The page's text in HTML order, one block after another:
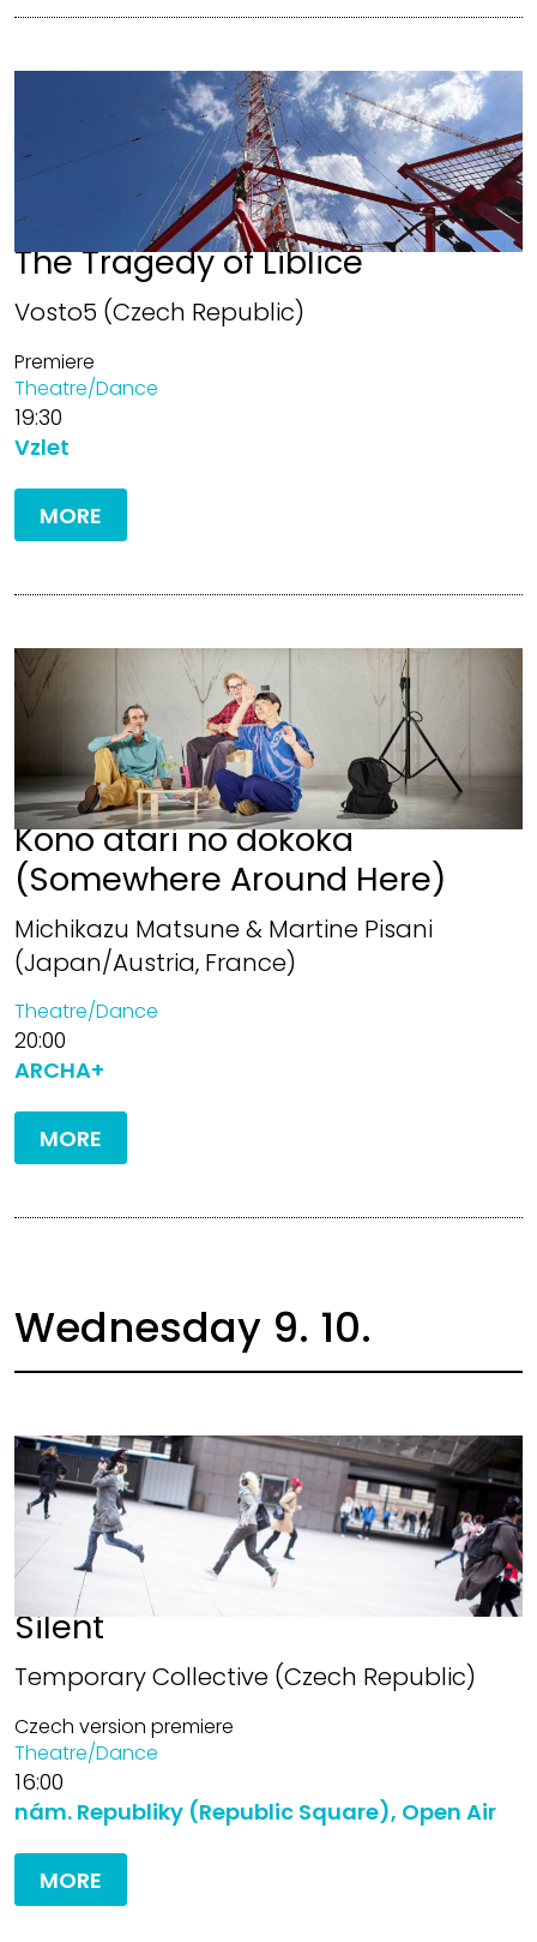
The Tragedy of Liblice
Vosto5 (Czech Republic)
Premiere
Theatre/Dance
19:30
Vzlet
MORE
Kono atari no dokoka
(Somewhere Around Here)
Michikazu Matsune & Martine Pisani
(Japan/Austria, France)
Theatre/Dance
20:00
ARCHA+
MORE
Wednesday 9. 10.
Silent
Temporary Collective (Czech Republic)
Czech version premiere
Theatre/Dance
16:00
nám. Republiky (Republic Square), Open Air
MORE